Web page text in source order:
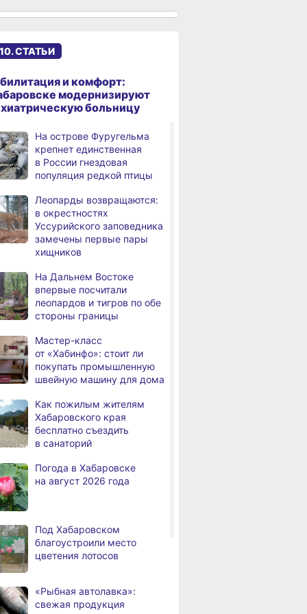
Демешин
отрасли
вычет за спортивные
занятия и сдачу ГТО
В Хабаровске суд
самолёта
В Хабаровском крае
за сутки произошло 3
дорожно-транспортных
происшествий
В Хабаровске косметолог
осуждена
за мошенничество
крупный пожар
в деревянном доме
Более сотни граждан
с инвалидностью
в Хабаровском крае
Магнитные бури,
радиационный фон и пробки
Какой сегодня день: День
маяка
в этом году подали свыше
100 тысяч заявлений
Троих хабаровских
медалями «За спасение
на пожаре»
ремонтируют кровлю Дома
культуры
на общественный транспорт
наносят слоганы
для туристов и жителей
СТАТЬИ
и комфорт:
модернизируют
больницу
На острове Фуругельма
крепнет единственная
в России гнездовая
популяция редкой птицы
Леопарды возвращаются:
в окрестностях
Уссурийского заповедника
замечены первые пары
хищников
На Дальнем Востоке
впервые посчитали
леопардов и тигров по обе
стороны границы
Мастер-класс
от «Хабинфо»: стоит ли
покупать промышленную
швейную машину для дома
Как пожилым жителям
Хабаровского края
бесплатно съездить
в санаторий
Погода в Хабаровске
на август 2026 года
Под Хабаровском
благоустроили место
цветения лотосов
«Рыбная автолавка»:
свежая продукция